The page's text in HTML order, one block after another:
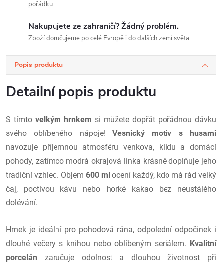
pořádku.
Nakupujete ze zahraničí? Žádný problém.
Zboží doručujeme po celé Evropě i do dalších zemí světa.
Popis produktu
Detailní popis produktu
S tímto velkým hrnkem si můžete dopřát pořádnou dávku
svého oblíbeného nápoje! Vesnický motiv s husami
navozuje příjemnou atmosféru venkova, klidu a domácí
pohody, zatímco modrá okrajová linka krásně doplňuje jeho
tradiční vzhled. Objem 600 ml ocení každý, kdo má rád velký
čaj, poctivou kávu nebo horké kakao bez neustálého
dolévání.
Hrnek je ideální pro pohodová rána, odpolední odpočinek i
dlouhé večery s knihou nebo oblíbeným seriálem. Kvalitní
porcelán zaručuje odolnost a dlouhou životnost při